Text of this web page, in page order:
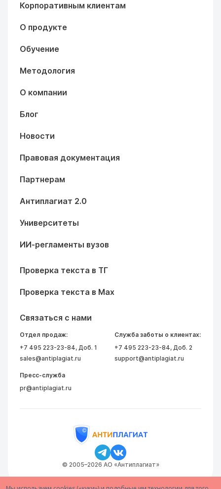
Корпоративным клиентам
О продукте
Обучение
Методология
О компании
Блог
Новости
Правовая документация
Партнерам
Антиплагиат 2.0
Университеты
ИИ-регламенты вузов
Проверка текста в ТГ
Проверка текста в Max
Связаться с нами
Отдел продаж:
+7 495 223-23-84, Доб. 1
sales@antiplagiat.ru
Служба заботы о клиентах:
+7 495 223-23-84, Доб. 2
support@antiplagiat.ru
Пресс-служба
pr@antiplagiat.ru
© 2005–2026 АО «Антиплагиат»